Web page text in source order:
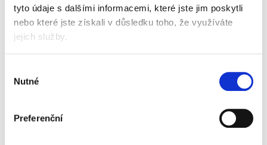
tyto údaje s dalšími informacemi, které jste jim poskytli
nebo které jste získali v důsledku toho, že využíváte
jejich služby.
souhlasu
Nutné
Preferenční
Informace o produktu